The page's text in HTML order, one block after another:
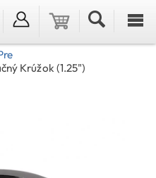
Krúžok (1.25")